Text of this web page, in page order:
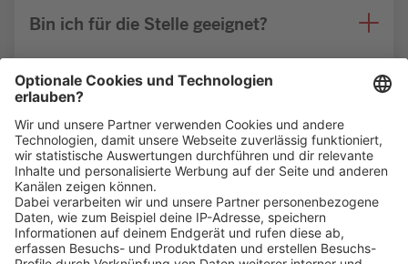
Bin ich für die Stelle geeignet?
Weitere FAQs